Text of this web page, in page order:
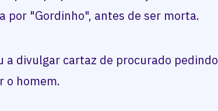
por "Gordinho", antes de ser morta.
a divulgar cartaz de procurado pedindo
o homem.